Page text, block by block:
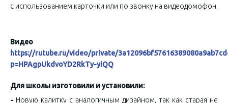
с использованием карточки или по звонку на видеодомофон.
Видео
https://rutube.ru/video/private/
p=HPAgpUkdvoYD2RkTy-yiQQ
Для школы изготовили и установили:
- Новую калитку с аналогичным дизайном, так как старая не